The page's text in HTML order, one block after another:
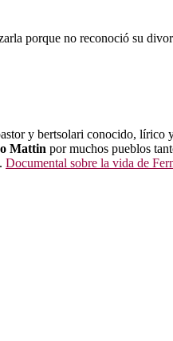
porque no reconoció su
y bertsolari conocido, lírico
Mattin por muchos pueblos
Documental sobre la vida de